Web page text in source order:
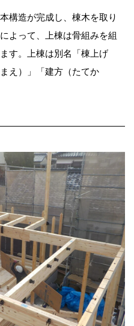
構造が完成し、棟木を取り
よって、上棟は骨組みを組
す。上棟は別名「棟上げ
え）」「建方（たてか